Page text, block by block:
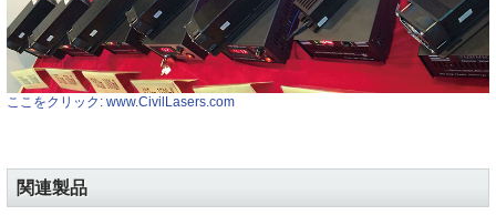
ここをクリック: www.CivilLasers.com
関連製品